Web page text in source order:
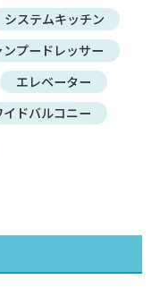
システムキッチン
ンプードレッサー
エレベーター
イドバルコニー